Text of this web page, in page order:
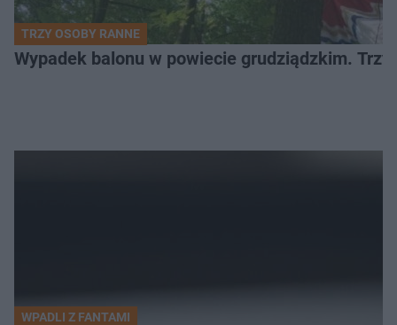
TRZY OSOBY RANNE
Wypadek balonu w powiecie grudziądzkim.
WPADLI Z FANTAMI